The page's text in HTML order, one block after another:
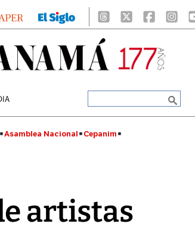
Asamblea Nacional Cepanim
artistas